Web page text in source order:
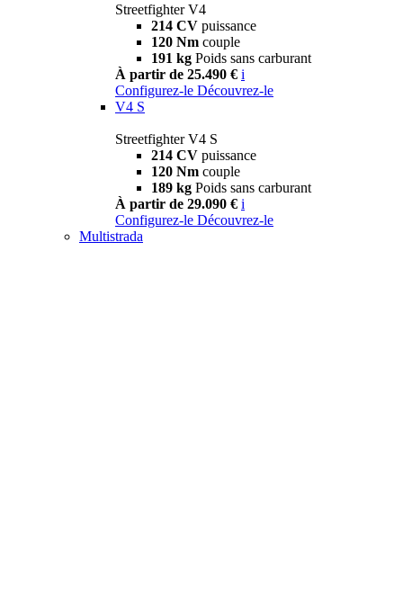
Streetfighter V4
214 CV puissance
120 Nm couple
191 kg Poids sans carburant
À partir de 25.490 € i
Configurez-le Découvrez-le
V4 S
Streetfighter V4 S
214 CV puissance
120 Nm couple
189 kg Poids sans carburant
À partir de 29.090 € i
Configurez-le Découvrez-le
Multistrada